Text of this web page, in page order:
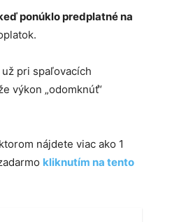
ponúklo predplatné na
pri spaľovacích
výkon „odomknúť“
nájdete viac ako 1
kliknutím na tento